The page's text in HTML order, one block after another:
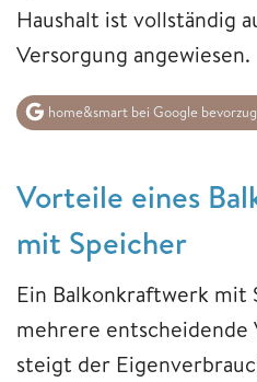
Haushalt ist vollständig
Versorgung angewiesen.
home&smart bei Google
Vorteile eines
mit Speicher
Ein Balkonkraftwerk
mehrere entscheidende
steigt der